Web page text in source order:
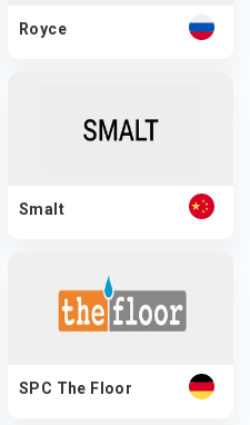
Royce
Smalt
SPC The Floor